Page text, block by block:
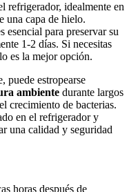
refrigerador, idealmente en
una capa de hielo.
esencial para preservar su
1-2 días. Si necesitas
es la mejor opción.
puede estropearse
ambiente durante largos
crecimiento de bacterias.
en el refrigerador y
una calidad y seguridad
horas después de